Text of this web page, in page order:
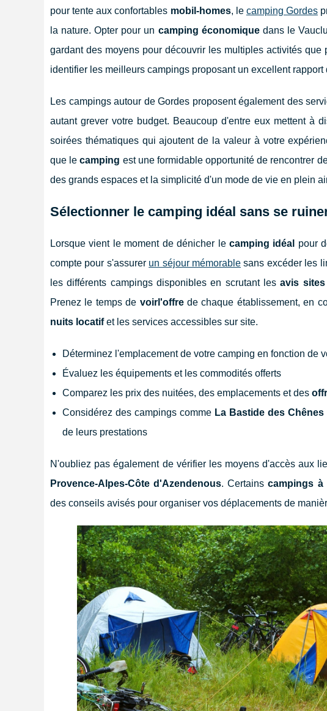
pour tente aux confortables mobil-homes, le camping Gordes
la nature. Opter pour un camping économiquedans le
gardant des moyens pour découvrir les multiples activités que
identifier les meilleurs campings proposant un excellent rapport
Les campings autour de Gordes proposent également des
autant grever votre budget. Beaucoup d'entre eux mettent à
soirées thématiques qui ajoutent de la valeur à votre
que lecamping est une formidable opportunité de rencontrer
des grands espaces et la simplicité d'un mode de vie en plein
Sélectionner le camping idéal sans se
Lorsque vient le moment de dénicher le camping idéal
pour
compte pour s'assurer un séjour mémorablesans excéder les
les différents campings disponibles en scrutant lesavis sites
Prenez le temps de voirl'offrede chaque établissement, en
nuits locatifet les services accessibles sur site.
Déterminez l'emplacement de votre camping en fonction de
Évaluez les équipements et les commodités offerts
Comparez les prix des nuitées, des emplacements et des
Considérez des campings comme La Bastide des Chênes
de leurs prestations
N'oubliez pas également de vérifier les moyens d'accès aux
Provence-Alpes-Côte d'Azendenous. Certainscampings à
des conseils avisés pour organiser vos déplacements de